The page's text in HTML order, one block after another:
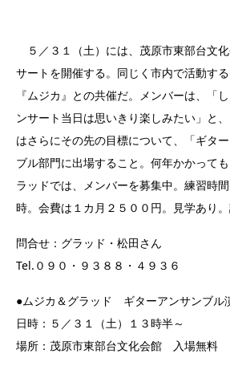
５／３１（土）には、茂原市東部台文
サートを開催する。同じく市内で活動す
『ムジカ』との共催だ。メンバーは、「
ンサート当日は思いきり楽しみたい」と
はさらにその先の目標について、「ギタ
ブル部門に出場すること。何年かかって
ラッドでは、メンバーを募集中。練習時
時。会費は１カ月２５００円。見学あり。
問合せ：グラッド・松田さん
Tel.０９０・９３８８・４９３６
●ムジカ＆グラッド ギターアンサンブル
日時：５／３１（土）１３時半～
場所：茂原市東部台文化会館 入場無料